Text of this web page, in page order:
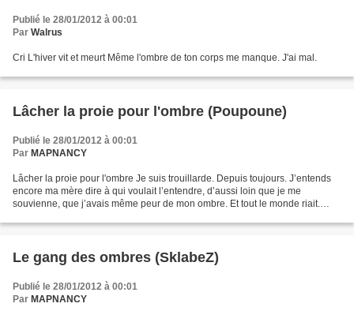
Publié le 28/01/2012 à 00:01
Par Walrus
Cri L'hiver vit et meurt Même l'ombre de ton corps me manque. J'ai mal.
Lâcher la proie pour l'ombre (Poupoune)
Publié le 28/01/2012 à 00:01
Par MAPNANCY
Lâcher la proie pour l'ombre Je suis trouillarde. Depuis toujours. J’entends
encore ma mère dire à qui voulait l’entendre, d’aussi loin que je me
souvienne, que j’avais même peur de mon ombre. Et tout le monde riait.
Le gang des ombres (SklabeZ)
Publié le 28/01/2012 à 00:01
Par MAPNANCY